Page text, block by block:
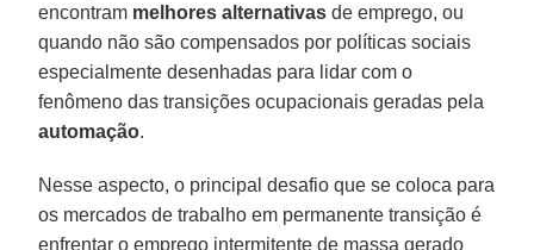
encontram melhores alternativas de emprego, ou
quando não são compensados por políticas sociais
especialmente desenhadas para lidar com o
fenômeno das transições ocupacionais geradas pela
automação.
Nesse aspecto, o principal desafio que se coloca para
os mercados de trabalho em permanente transição é
enfrentar o emprego intermitente de massa gerado